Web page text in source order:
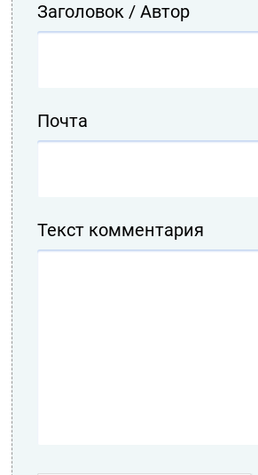
Заголовок / Автор
Почта
Текст комментария